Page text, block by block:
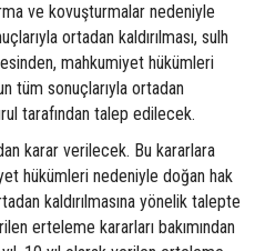
ve kovuşturmalar nedeniyle
ortadan kaldırılması, sulh
mahkumiyet hükümleri
tüm sonuçlarıyla ortadan
tarafından talep edilecek.
karar verilecek. Bu kararlara
hükümleri nedeniyle doğan hak
kaldırılmasına yönelik talepte
erteleme kararları bakımından